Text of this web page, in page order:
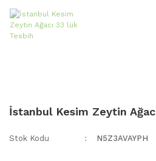
İstanbul Kesim Zeytin
Stok Kodu N5Z3AVAYPH